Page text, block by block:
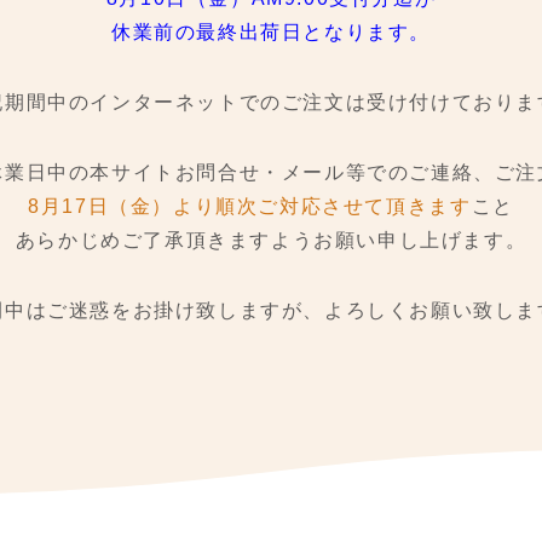
休業前の最終出荷日となります。
期間中のインターネットでのご注文は受け付けておりま
日中の本サイトお問合せ・メール等でのご連絡、ご注
8月17日（金）より順次ご対応させて頂きます こと
あらかじめご了承頂きますようお願い申し上げます。
はご迷惑をお掛け致しますが、 よろしくお願い致しま